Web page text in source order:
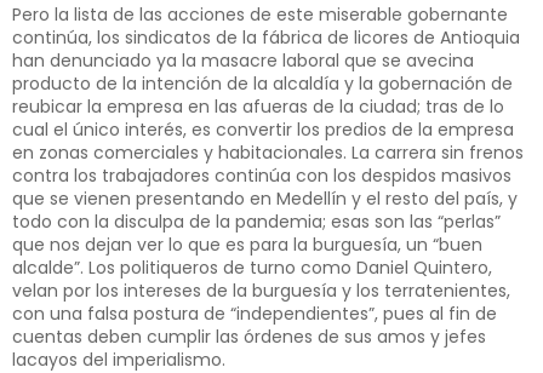
Pero la lista de las acciones de este miserable gobernante
continúa, los sindicatos de la fábrica de licores de Antioquia
han denunciado ya la masacre laboral que se avecina
producto de la intención de la alcaldía y la gobernación de
reubicar la empresa en las afueras de la ciudad; tras de lo
cual el único interés, es convertir los predios de la empresa
en zonas comerciales y habitacionales. La carrera sin frenos
contra los trabajadores continúa con los despidos masivos
que se vienen presentando en Medellín y el resto del país, y
todo con la disculpa de la pandemia; esas son las “perlas”
que nos dejan ver lo que es para la burguesía, un “buen
alcalde”. Los politiqueros de turno como Daniel Quintero,
velan por los intereses de la burguesía y los terratenientes,
con una falsa postura de “independientes”, pues al fin de
cuentas deben cumplir las órdenes de sus amos y jefes
lacayos del imperialismo.